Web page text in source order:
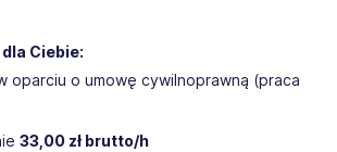
Ciebie:
oparciu o umowę cywilnoprawną (praca
33,00 zł brutto/h